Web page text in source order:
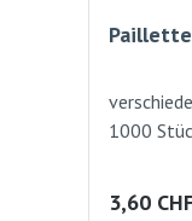
1000
3,60